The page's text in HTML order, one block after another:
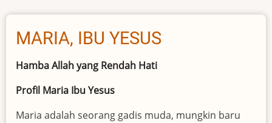
MARIA, IBU YESUS
Hamba Allah yang Rendah Hati
Profil Maria Ibu Yesus
Maria adalah seorang gadis muda, mungkin baru